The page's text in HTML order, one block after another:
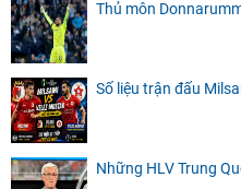
Thủ môn
Số liệu trận đấu
Những HLV Trung